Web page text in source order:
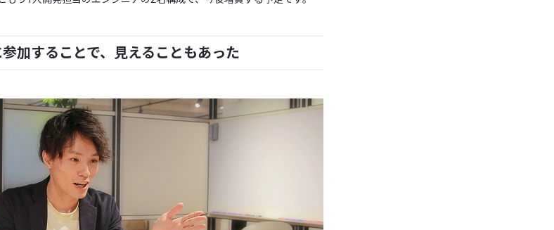
加することで、見えることもあった